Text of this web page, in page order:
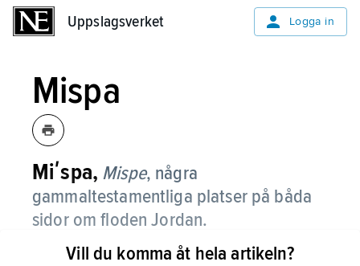
Uppslagsverket Logga in
Mispa
Miʹspa, Mispe, några
gammaltestamentliga platser på båda
sidor om floden Jordan.
Mispa i Gilead, där Jakob och Laban slöt
Vill du komma åt hela artikeln?